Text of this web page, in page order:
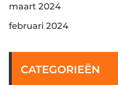
maart 2024
februari 2024
CATEGORIEËN